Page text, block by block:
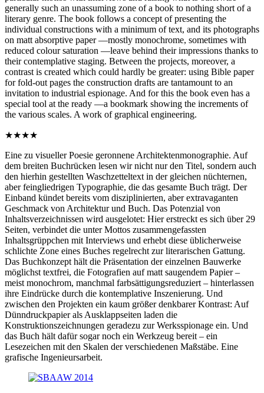
generally such an unassuming zone of a book to nothing short of a
literary genre. The book follows a concept of presenting the
individual constructions with a minimum of text, and its photographs
on matt absorptive paper —mostly monochrome, sometimes with
reduced colour saturation —leave behind their impressions thanks to
their contemplative staging. Between the projects, moreover, a
contrast is created which could hardly be greater: using Bible paper
for fold-out pages the construction drafts are tantamount to an
invitation to industrial espionage. And for this the book even has a
special tool at the ready —a bookmark showing the increments of
the various scales. A work of graphical engineering.
★★★★
Eine zu visueller Poesie geronnene Architektenmonographie. Auf
dem breiten Buchrücken lesen wir nicht nur den Titel, sondern auch
den hierhin gestellten Waschzetteltext in der gleichen nüchternen,
aber feingliedrigen Typographie, die das gesamte Buch trägt. Der
Einband kündet bereits vom disziplinierten, aber extravaganten
Geschmack von Architektur und Buch. Das Potenzial von
Inhaltsverzeichnissen wird ausgelotet: Hier erstreckt es sich über 29
Seiten, verbindet die unter Mottos zusammengefassten
Inhaltsgrüppchen mit Interviews und erhebt diese üblicherweise
schlichte Zone eines Buches regelrecht zur literarischen Gattung.
Das Buchkonzept hält die Präsentation der einzelnen Bauwerke
möglichst textfrei, die Fotografien auf matt saugendem Papier –
meist monochrom, manchmal farbsättigungsreduziert – hinterlassen
ihre Eindrücke durch die kontemplative Inszenierung. Und
zwischen den Projekten ein kaum größer denkbarer Kontrast: Auf
Dünndruckpapier als Ausklappseiten laden die
Konstruktionszeichnungen geradezu zur Werksspionage ein. Und
das Buch hält dafür sogar noch ein Werkzeug bereit – ein
Lesezeichen mit den Skalen der verschiedenen Maßstäbe. Eine
grafische Ingenieursarbeit.